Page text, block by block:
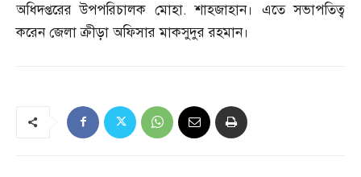
অধিদপ্তরের উপপরিচালক মোহা.শাহজাহান। এতে সভাপতিত্ব
করেন জেলা ক্রীড়া অফিসার মাকসুদুর রহমান।